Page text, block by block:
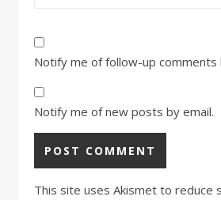
Notify me of follow-up comments
Notify me of new posts by email.
This site uses Akismet to reduce